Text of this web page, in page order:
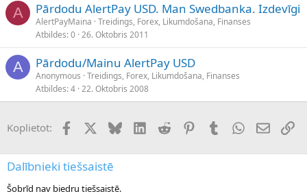
A Pārdodu AlertPay USD. Man Swedbanka. Izdevīgi
AlertPayMaina Treidings, Forex, Likumdošana, Finanses
Atbildes 0 26. Oktobris 2011
A Pārdodu/Mainu AlertPay USD
Anonymous Treidings, Forex, Likumdošana, Finanses
Atbildes 4 22. Oktobris 2008
Koplietot: FacebookX (Twitter)
BlueskyLinkedInReddit PinterestTumblrWhatsApp
E-pasts
Dalībnieki tiešsaistē
Šobrīd nav biedru tiešsaistē.